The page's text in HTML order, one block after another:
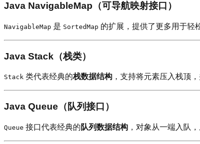
Java NavigableMap（可导航映射接口）
NavigableMap 是 SortedMap 的扩展，提供了更多用于轻
Java Stack（栈类）
Stack 类代表经典的栈数据结构 ，支持将元素压入栈顶
Java Queue（队列接口）
Queue 接口代表经典的 队列数据结构 ，对象从一端入队